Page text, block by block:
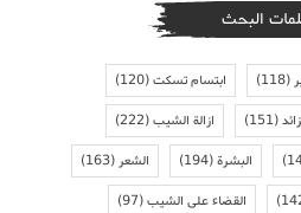
البحث
(118) ابتسام تسكت(120)
(151) ازالة الشيب(222)
البشرة(194) الشعر(163)
القضاء على الشيب(97)